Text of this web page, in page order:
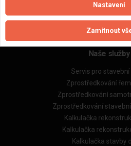
Obchodní podmínky
Reference
Naše excelové
Naše služby
Servis pro
Zprostředkování
Zprostředkování
Zprostředkování
Kalkulačka
Kalkulačka
Kalkulačka stavby
Nastavení
Zamítnout